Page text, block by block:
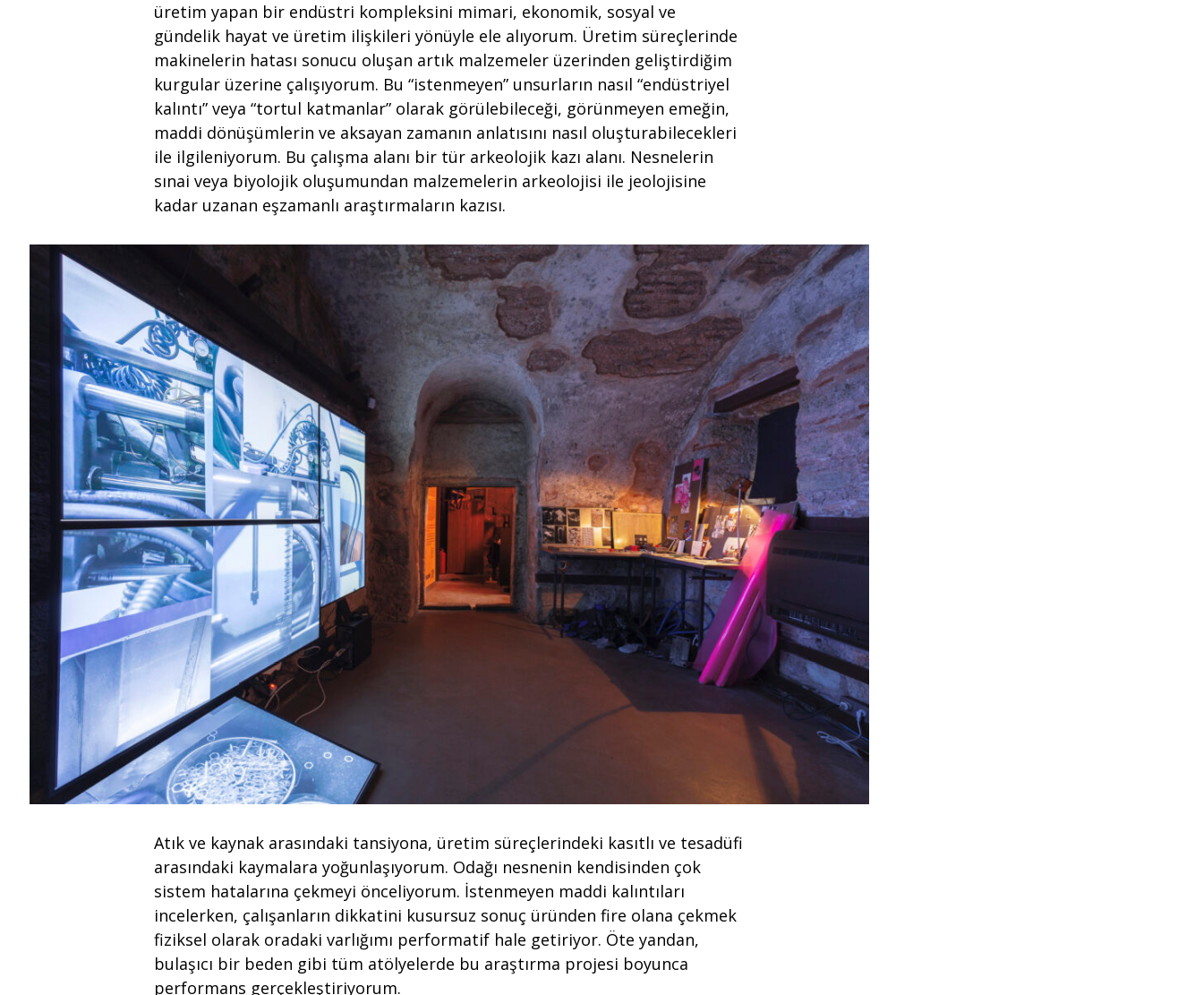
üretim yapan bir endüstri kompleksini mimari, ekonomik, sosyal ve
gündelik hayat ve üretim ilişkileri yönüyle ele alıyorum. Üretim süreçlerinde
makinelerin hatası sonucu oluşan artık malzemeler üzerinden geliştirdiğim
kurgular üzerine çalışıyorum. Bu “istenmeyen” unsurların nasıl “endüstriyel
kalıntı” veya “tortul katmanlar” olarak görülebileceği, görünmeyen emeğin,
maddi dönüşümlerin ve aksayan zamanın anlatısını nasıl oluşturabilecekleri
ile ilgileniyorum. Bu çalışma alanı bir tür arkeolojik kazı alanı. Nesnelerin
sınai veya biyolojik oluşumundan malzemelerin arkeolojisi ile jeolojisine
kadar uzanan eşzamanlı araştırmaların kazısı.
Atık ve kaynak arasındaki tansiyona, üretim süreçlerindeki kasıtlı ve tesadüfi
arasındaki kaymalara yoğunlaşıyorum. Odağı nesnenin kendisinden çok
sistem hatalarına çekmeyi önceliyorum. İstenmeyen maddi kalıntıları
incelerken, çalışanların dikkatini kusursuz sonuç üründen fire olana çekmek
fiziksel olarak oradaki varlığımı performatif hale getiriyor. Öte yandan,
bulaşıcı bir beden gibi tüm atölyelerde bu araştırma projesi boyunca
performans gerçekleştiriyorum.